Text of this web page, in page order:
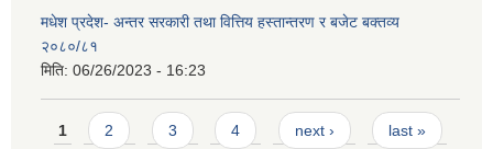
मधेश प्रदेश- अन्तर सरकारी तथा वित्तिय हस्तान्तरण र बजेट बक्तव्य
२०८०/८१
मिति: 06/26/2023 - 16:23
Pages
1 2 3 4 next › last »